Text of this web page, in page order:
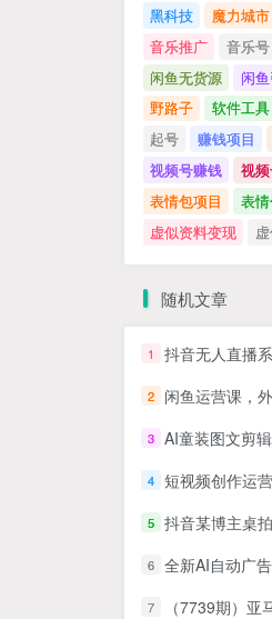
黑科技 魔力城市
音乐推广
音乐号
闲鱼无货源
闲
野路子
软件工具
起号
赚钱项目
视频号赚钱
视
表情包项目
表
虚似资料变现
随机文章
1 抖音无人直播系统课，OBS配置
2 闲鱼运营课，外科手术式战
3 AI童装图文剪辑，某社群童装图文
4 短视频创作运营全攻略系
5 抖音某博主桌拍实拍带货教
6 全新AI自动广告挂机
7 （7739期）亚马逊-广告高阶培训